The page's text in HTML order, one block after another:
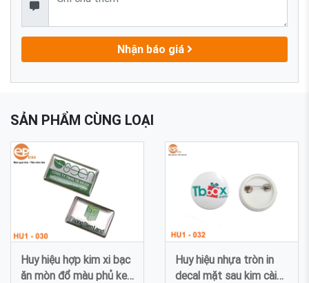
Nhận báo giá
SẢN PHẨM CÙNG LOẠI
Huy hiệu hợp kim xi bạc
ăn mòn đổ màu phủ keo
Huy hiệu nhựa tròn in
decal mặt sau kim cài